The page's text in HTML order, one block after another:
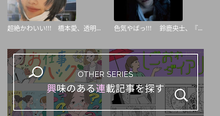
超絶かわいい!!! 橋本愛、透明... 色気やばっ!!! 鈴鹿央士、『...